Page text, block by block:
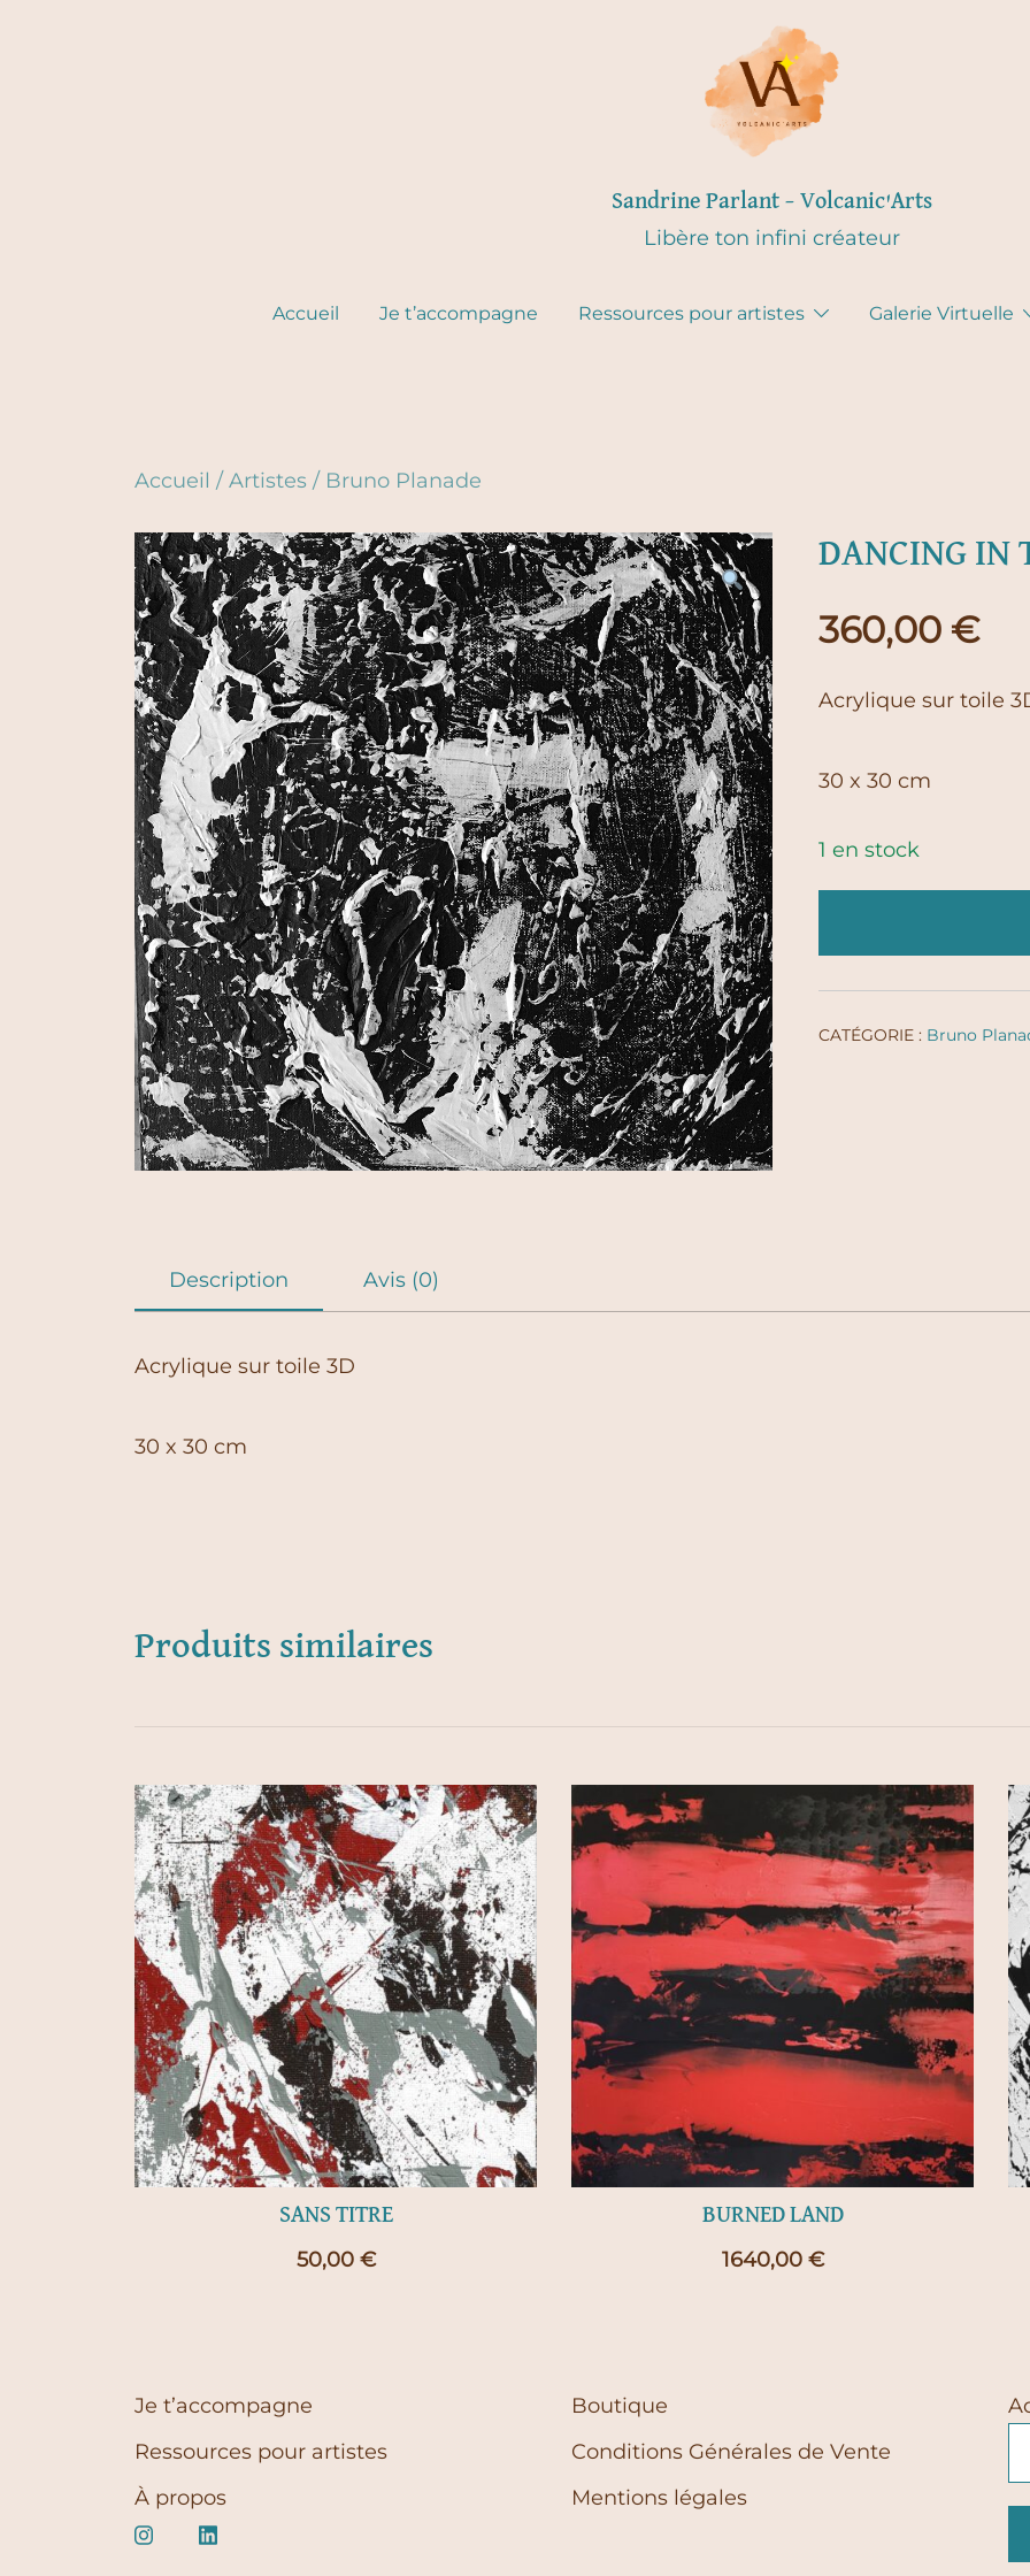
Sandrine Parlant – Volcanic'Arts
Libère ton infini créateur
Accueil Je t’accompagne Ressources pour artistes Galerie Virtuelle
Accueil / Artistes / Bruno Planade
DANCING IN
360,00 €
Acrylique sur toile
30 x 30 cm
1 en stock
CATÉGORIE : Bruno
Description Avis (0)
Acrylique sur toile 3D
30 x 30 cm
Produits similaires
SANS TITRE
50,00 €
BURNED LAND
1640,00 €
Je t’accompagne
Ressources pour artistes
À propos
Boutique
Conditions Générales de Vente
Mentions légales